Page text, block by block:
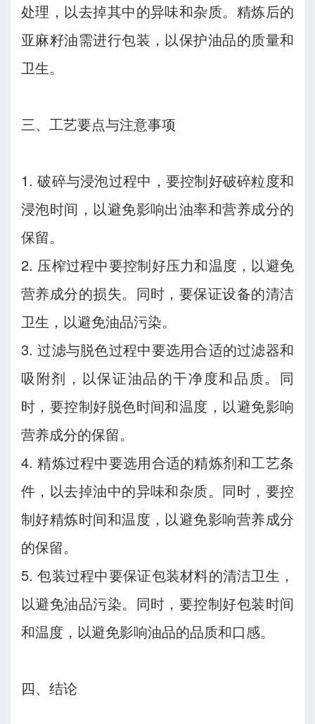
处理，以去掉其中的异味和杂质。精炼后的
亚麻籽油需进行包装，以保护油品的质量和
卫生。
三、工艺要点与注意事项
1. 破碎与浸泡过程中，要控制好破碎粒度和
浸泡时间，以避免影响出油率和营养成分的
保留。
2. 压榨过程中要控制好压力和温度，以避免
营养成分的损失。同时，要保证设备的清洁
卫生，以避免油品污染。
3. 过滤与脱色过程中要选用合适的过滤器和
吸附剂，以保证油品的干净度和品质。同
时，要控制好脱色时间和温度，以避免影响
营养成分的保留。
4. 精炼过程中要选用合适的精炼剂和工艺条
件，以去掉油中的异味和杂质。同时，要控
制好精炼时间和温度，以避免影响营养成分
的保留。
5. 包装过程中要保证包装材料的清洁卫生，
以避免油品污染。同时，要控制好包装时间
和温度，以避免影响油品的品质和口感。
四、结论